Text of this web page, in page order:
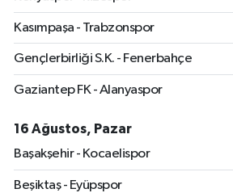
Kasımpaşa - Trabzonspor
Gençlerbirliği S.K. - Fenerbahçe
Gaziantep FK - Alanyaspor
16 Ağustos, Pazar
Başakşehir - Kocaelispor
Beşiktaş - Eyüpspor